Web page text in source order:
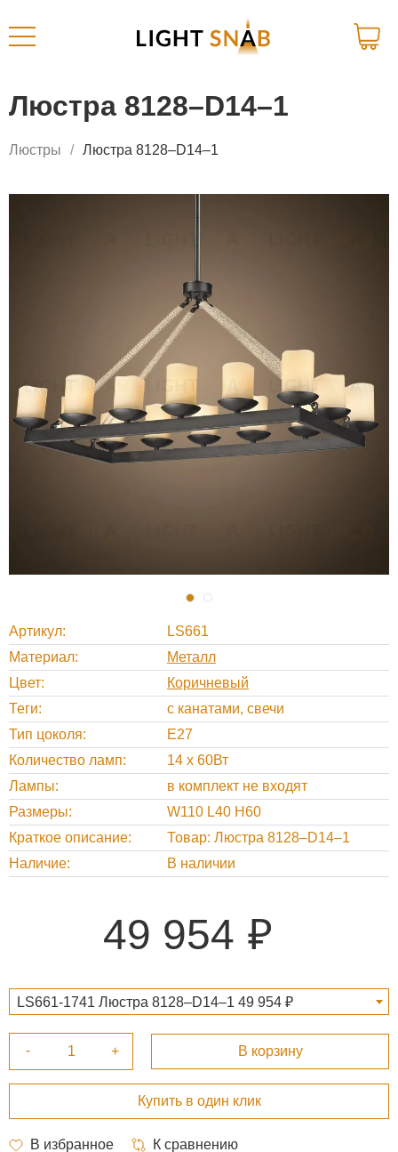
Люстра 8128–D14–1
Люстры Люстра 8128–D14–1
Артикул
LS661
Материал
Металл
Цвет
Коричневый
Теги
с канатами, свечи
Тип цоколя
E27
Количество ламп
14 x 60Вт
Лампы
в комплект не входят
Размеры
W110 L40 H60
Краткое описание
Товар: Люстра 8128–D14–1
Наличие
В наличии
49 954
LS661-1741 Люстра 8128–D14–1 49 954 ₽